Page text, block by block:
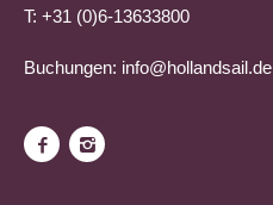
T: +31 (0)6-13633800
Buchungen: info@hollandsail.de